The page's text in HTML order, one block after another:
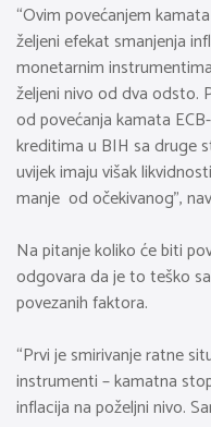
“Ovim povećanjem
željeni efekat smanjenja
monetarnim
željeni nivo od dva odsto.
od povećanja kamata
kreditima u BIH sa druge
uvijek imaju višak
manje od očekivanog”,
Na pitanje koliko će biti
odgovara da je to teško
povezanih faktora.
“Prvi je smirivanje ratne
instrumenti – kamatna
inflacija na poželjni nivo.